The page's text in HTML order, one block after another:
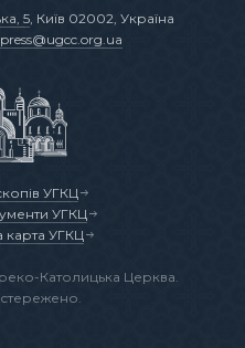
5, Київ 02002, Україна
press@ugcc.org.ua
УГКЦ
УГКЦ
карта УГКЦ
Католицька Церква.